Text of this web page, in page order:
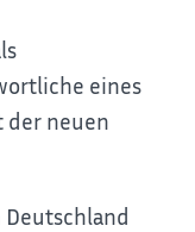
eines
der neuen